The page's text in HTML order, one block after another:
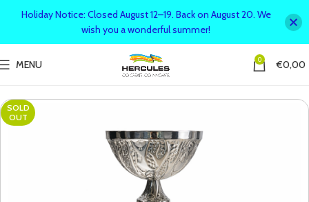
MENU 0 €0,00
SOLD
OUT
Holiday Notice: Closed August 12–19. Back on August 20. We
wish you a wonderful summer!